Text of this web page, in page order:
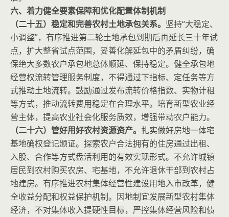
六、着力健全要素保障和优化配置体制机制
（二十五）稳定和完善农村土地承包关系。 坚持“大稳定、
小调整”，有序推进第二轮土地承包到期后再延长三十年试
点，扩大整省试点范围，妥善化解延包中的矛盾纠纷，确
保绝大多数农户承包地总体顺延、保持稳定。健全承包地
经营权流转管理服务制度，不得通过下指标、定任务等方
式推动土地流转。鼓励通过发布流转价格指数、实物计租
等方式，推动流转费用稳定在合理水平。培育新型农业经
营主体，提高农业社会化服务质效，增强带动农户能力。
（二十六）管好用好农村资源资产。 扎实做好房地一体宅
基地确权登记颁证。探索农户合法拥有的住房通过出租、
入股、合作等方式盘活利用的有效实现形式。不允许城镇
居民到农村购买农房、宅基地，不允许退休干部到农村占
地建房。有序推进农村集体经营性建设用地入市改革，健
全收益分配和权益保护机制。因地制宜发展新型农村集体
经济，不对集体收入提硬性目标，严控集体经营风险和债